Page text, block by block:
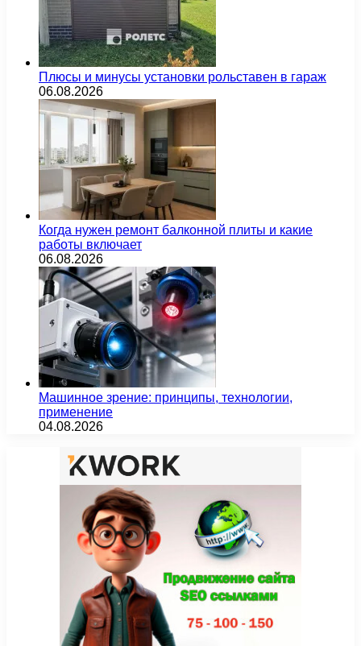
Плюсы и минусы установки рольставен в гараж
06.08.2026
Когда нужен ремонт балконной плиты и какие
работы включает
06.08.2026
Машинное зрение: принципы, технологии,
применение
04.08.2026